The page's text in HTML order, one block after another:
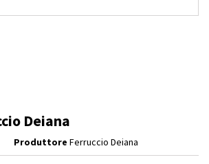
Deiana
Produttore Ferruccio Deiana